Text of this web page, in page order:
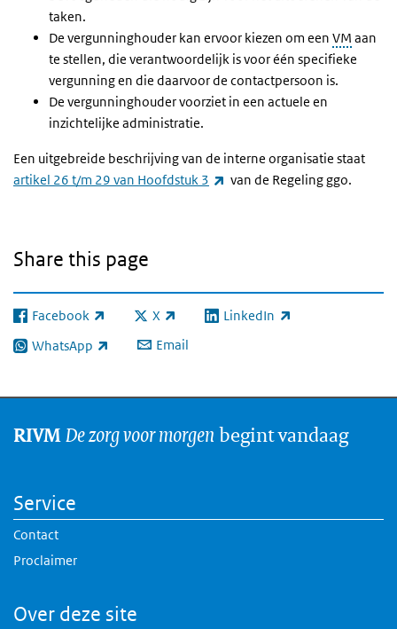
taken.
De vergunninghouder kan ervoor kiezen om een VM aan
te stellen, die verantwoordelijk is voor één specifieke
vergunning en die daarvoor de contactpersoon is.
De vergunninghouder voorziet in een actuele en
inzichtelijke administratie.
Een uitgebreide beschrijving van de interne organisatie staat
artikel 26 t/m 29 van Hoofdstuk 3
(link is external)
van de Regeling ggo.
Share this page
Facebook
(link is external) X
(link is external)LinkedIn
(link is external)
WhatsApp
(link is external) Email
RIVMDe zorg voor morgen begint vandaag
Service
Contact
Proclaimer
Over deze site